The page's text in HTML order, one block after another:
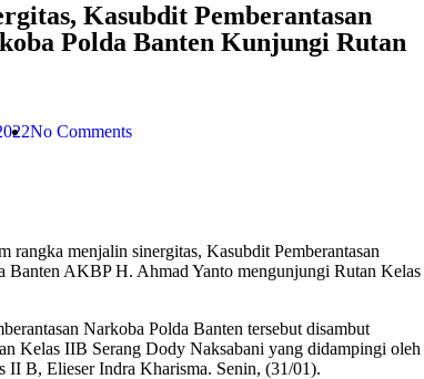
Kasubdit Pemberantasan
Polda Banten Kunjungi Rutan
No Comments
rangka menjalin sinergitas, Kasubdit Pemberantasan
Banten AKBP H. Ahmad Yanto mengunjungi Rutan Kelas
Narkoba Polda Banten tersebut disambut
Kelas IIB Serang Dody Naksabani yang didampingi oleh
II B, Elieser Indra Kharisma. Senin, (31/01).